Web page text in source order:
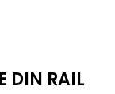
DIN RAIL